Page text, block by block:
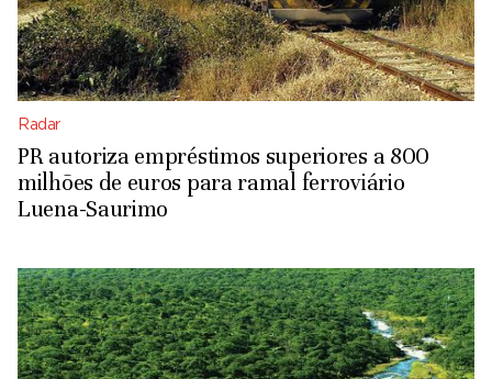
Radar
PR autoriza empréstimos superiores a 800
milhões de euros para ramal ferroviário
Luena-Saurimo